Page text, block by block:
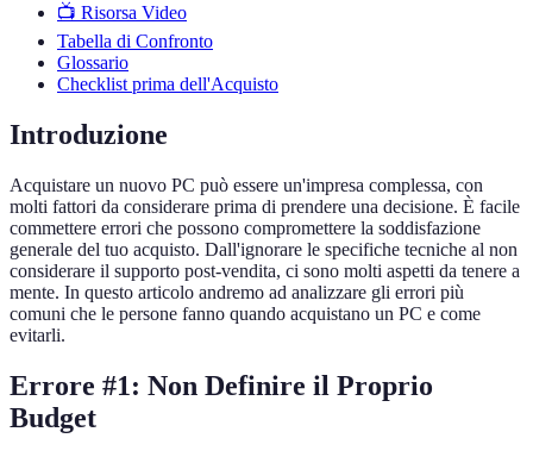
📺 Risorsa Video
Tabella di Confronto
Glossario
Checklist prima dell'Acquisto
Introduzione
Acquistare un nuovo PC può essere un'impresa complessa, con
molti fattori da considerare prima di prendere una decisione. È facile
commettere errori che possono compromettere la soddisfazione
generale del tuo acquisto. Dall'ignorare le specifiche tecniche al non
considerare il supporto post-vendita, ci sono molti aspetti da tenere a
mente. In questo articolo andremo ad analizzare gli errori più
comuni che le persone fanno quando acquistano un PC e come
evitarli.
Errore #1: Non Definire il Proprio
Budget